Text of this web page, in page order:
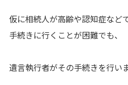
仮に相続人が高齢や認知症など
手続きに行くことが困難でも、
遺言執行者がその手続きを行いま